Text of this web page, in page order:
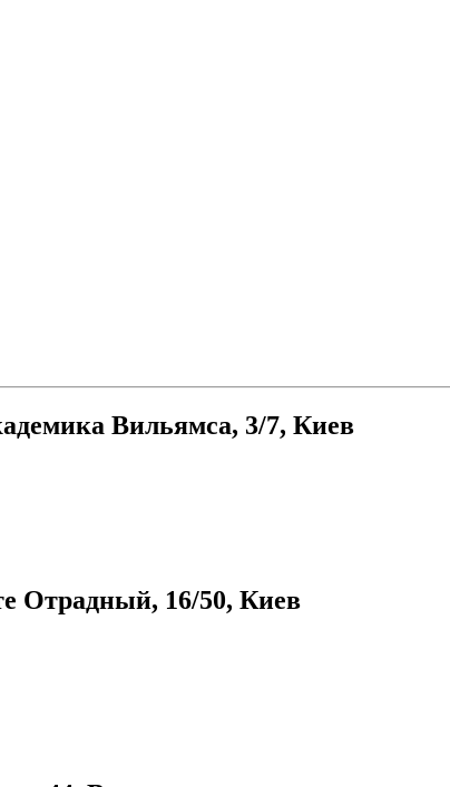
Вильямса, 3/7, Киев
Отрадный, 16/50, Киев